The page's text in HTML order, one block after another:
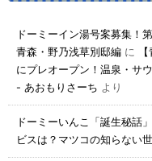
ドーミーイン湯号案募集！
青森・野乃浅草別邸編 に
にプレオープン！温泉・サ
- あおもりさーち より
ドーミーいんこ「誕生秘話
ビスは？マツコの知らない